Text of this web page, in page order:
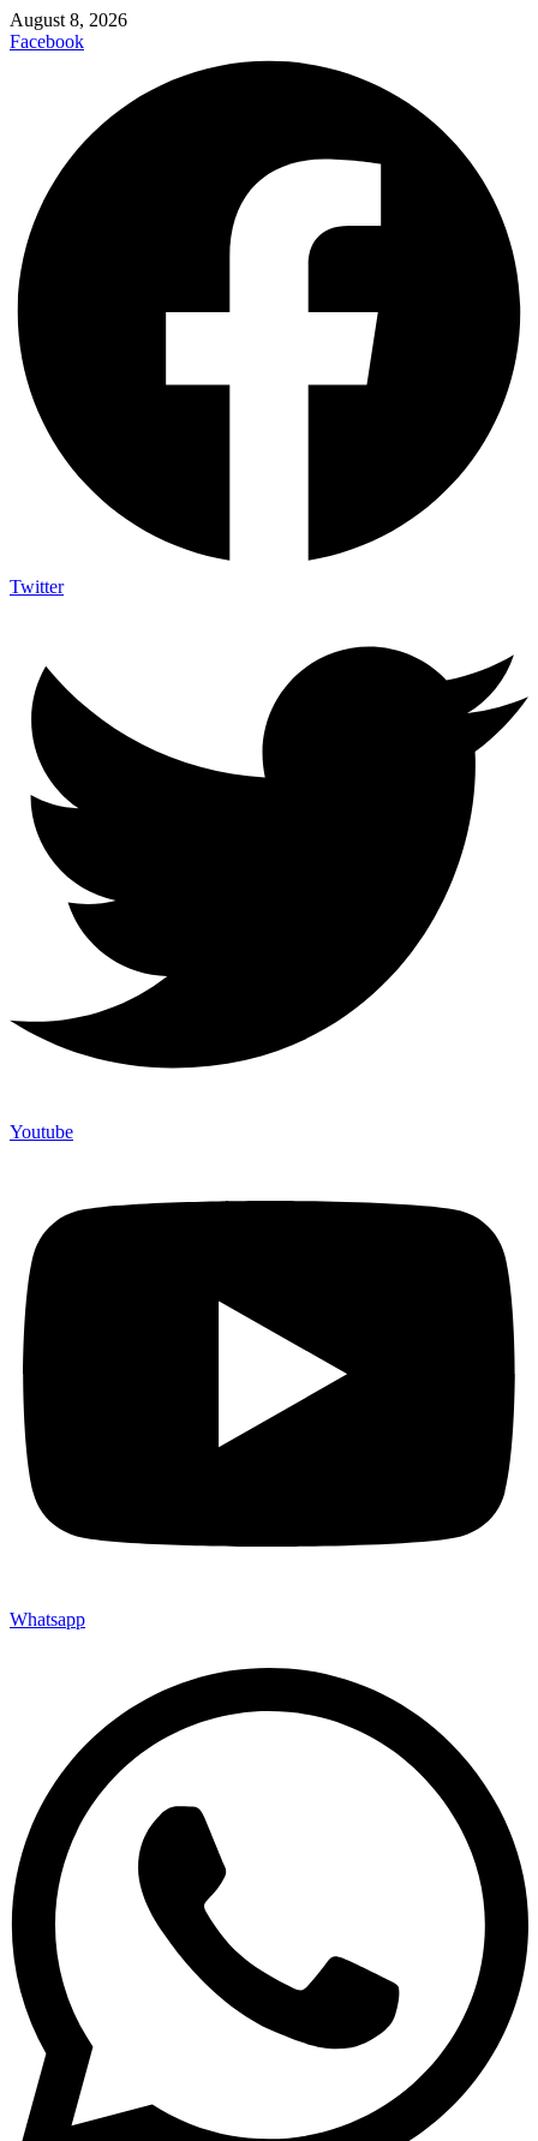
August 8, 2026
Facebook
Twitter
Youtube
Whatsapp